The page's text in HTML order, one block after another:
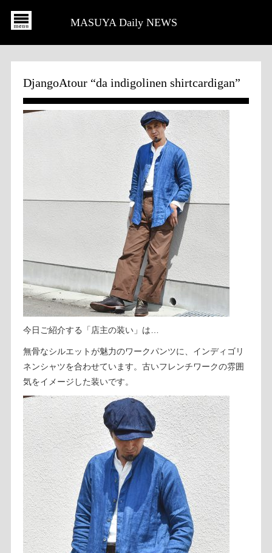
MASUYA Daily NEWS
DjangoAtour “da indigolinen shirtcardigan”
今日ご紹介する「店主の装い」は…
無骨なシルエットが魅力のワークパンツに、インディゴリ
ネンシャツを合わせています。古いフレンチワークの雰囲
気をイメージした装いです。